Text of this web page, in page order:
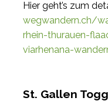
Hier geht’s zum
wegwandern.ch/
rhein-thurauen-
viarhenana-
St. Gallen